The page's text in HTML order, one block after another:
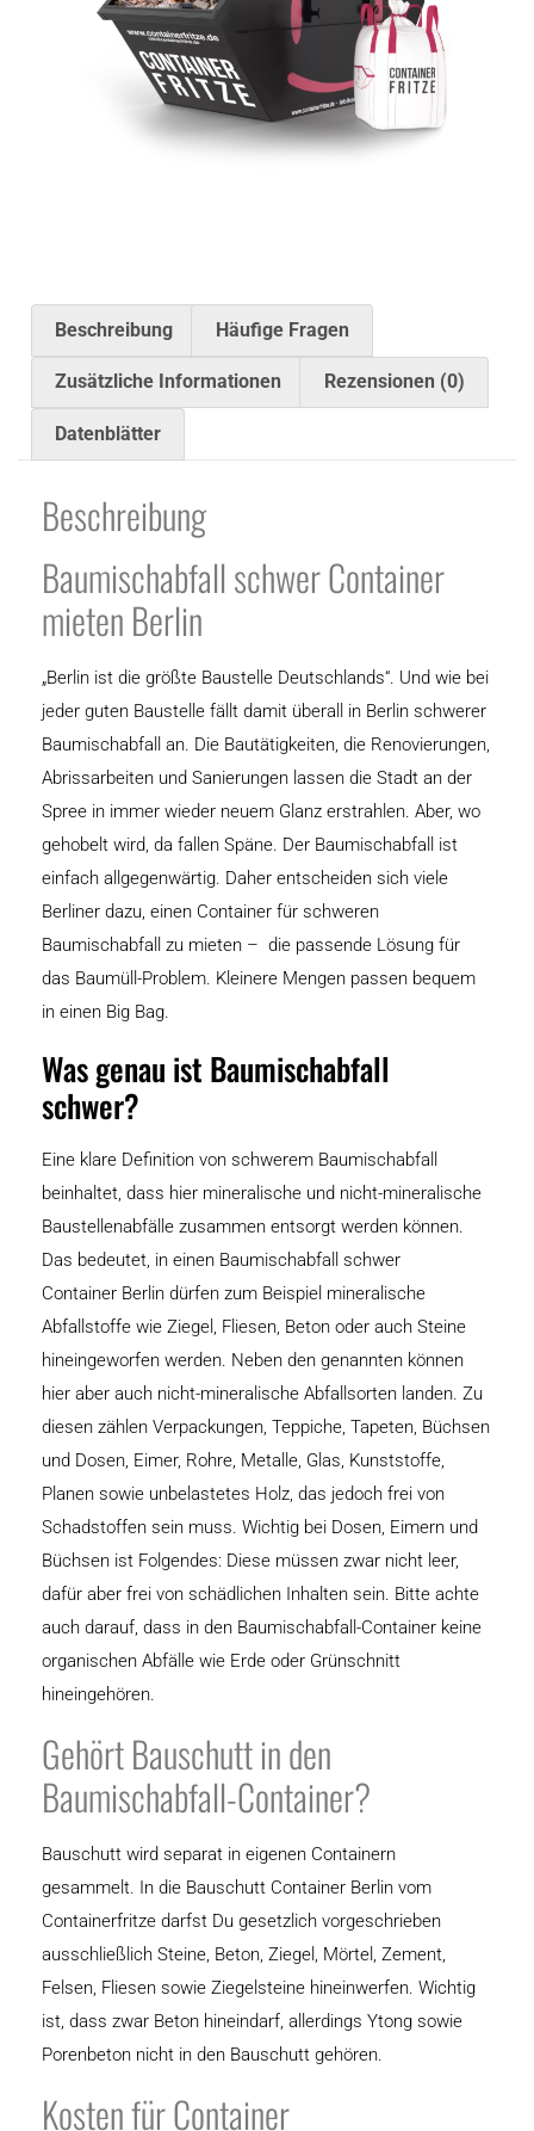
Beschreibung Häufige Fragen
Zusätzliche Informationen Rezensionen (0)
Datenblätter
Beschreibung
Baumischabfall schwer Container
mieten Berlin
„Berlin ist die größte Baustelle Deutschlands“. Und wie bei
jeder guten Baustelle fällt damit überall in Berlin schwerer
Baumischabfall an. Die Bautätigkeiten, die Renovierungen,
Abrissarbeiten und Sanierungen lassen die Stadt an der
Spree in immer wieder neuem Glanz erstrahlen. Aber, wo
gehobelt wird, da fallen Späne. Der Baumischabfall ist
einfach allgegenwärtig. Daher entscheiden sich viele
Berliner dazu, einen Container für schweren
Baumischabfall zu mieten – die passende Lösung für
das Baumüll-Problem. Kleinere Mengen passen bequem
in einen Big Bag.
Was genau ist Baumischabfall
schwer?
Eine klare Definition von schwerem Baumischabfall
beinhaltet, dass hier mineralische und nicht-mineralische
Baustellenabfälle zusammen entsorgt werden können.
Das bedeutet, in einen Baumischabfall schwer
Container Berlin dürfen zum Beispiel mineralische
Abfallstoffe wie Ziegel, Fliesen, Beton oder auch Steine
hineingeworfen werden. Neben den genannten können
hier aber auch nicht-mineralische Abfallsorten landen. Zu
diesen zählen Verpackungen, Teppiche, Tapeten, Büchsen
und Dosen, Eimer, Rohre, Metalle, Glas, Kunststoffe,
Planen sowie unbelastetes Holz, das jedoch frei von
Schadstoffen sein muss. Wichtig bei Dosen, Eimern und
Büchsen ist Folgendes: Diese müssen zwar nicht leer,
dafür aber frei von schädlichen Inhalten sein. Bitte achte
auch darauf, dass in den Baumischabfall-Container keine
organischen Abfälle wie Erde oder Grünschnitt
hineingehören.
Gehört Bauschutt in den
Baumischabfall-Container?
Bauschutt wird separat in eigenen Containern
gesammelt. In die Bauschutt Container Berlin vom
Containerfritze darfst Du gesetzlich vorgeschrieben
ausschließlich Steine, Beton, Ziegel, Mörtel, Zement,
Felsen, Fliesen sowie Ziegelsteine hineinwerfen. Wichtig
ist, dass zwar Beton hineindarf, allerdings Ytong sowie
Porenbeton nicht in den Bauschutt gehören.
Kosten für Container